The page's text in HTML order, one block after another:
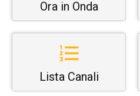
Ora in Onda
Lista Canali